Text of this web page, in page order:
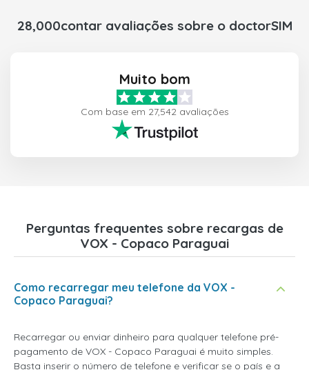
28,000contar avaliações sobre o doctorSIM
Muito bom
Com base em 27,542 avaliações
Perguntas frequentes sobre recargas de
VOX - Copaco Paraguai
Como recarregar meu telefone da VOX -
Copaco Paraguai?
Recarregar ou enviar dinheiro para qualquer telefone pré-
pagamento de VOX - Copaco Paraguai é muito simples.
Basta inserir o número de telefone e verificar se o país e a